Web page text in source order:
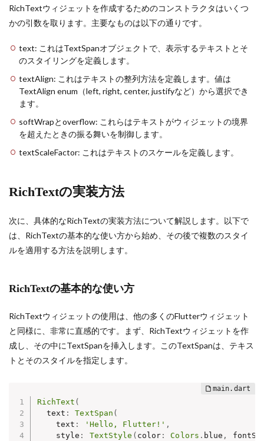
RichTextウィジェットを作成するためのコンストラクタはいくつ
かの引数を取ります。主要なものは以下の通りです。
text: これはTextSpanオブジェクトで、表示するテキストとそ
のスタイリングを定義します。
textAlign: これはテキストの整列方法を定義します。値は
TextAlign enum（left, right, center, justifyなど）から選択でき
ます。
softWrapとoverflow: これらはテキストがウィジェットの境界
を超えたときの振る舞いを制御します。
textScaleFactor: これはテキストのスケールを定義します。
RichTextの実装方法
次に、具体的なRichTextの実装方法について解説します。以下で
は、RichTextの基本的な使い方から始め、その後で複数のスタイ
ルを適用する方法を説明します。
RichTextの基本的な使い方
RichTextウィジェットの使用は、他の多くのFlutterウィジェット
と同様に、非常に直感的です。まず、RichTextウィジェットを作
成し、その中にTextSpanを挿入します。このTextSpanは、テキス
トとそのスタイルを指定します。
RichText (
  text
: TextSpan (
    text
: 'Hello, Flutter!' ,
    style
: TextStyle ( color : Colors . blue ,